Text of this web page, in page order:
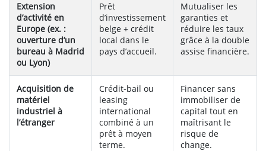
Extension
d’activité en
Europe (ex. :
ouverture d’un
bureau à Madrid
ou Lyon)
Prêt
d’investissement
belge + crédit
local dans le
pays d’accueil.
Mutualiser les
garanties et
réduire les taux
grâce à la double
assise financière.
Acquisition de
matériel
industriel à
l’étranger
Crédit-bail ou
leasing
international
combiné à un
prêt à moyen
terme.
Financer sans
immobiliser de
capital tout en
maîtrisant le
risque de
change.